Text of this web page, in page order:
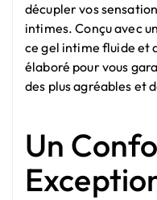
décupler vos
intimes. Conçu avec
ce gel intime fluide et
élaboré pour vous
des plus agréables et
Un